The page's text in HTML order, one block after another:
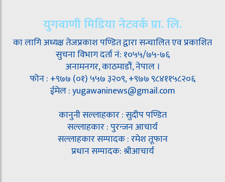
युगवाणी मिडिया नेटवर्क प्रा. लि.
का लागि अध्यक्ष तेजप्रकाश पण्डित द्वारा सन्चालित एव प्रकाशित
सुचना विभाग दर्ता नं: १०५५/७५-७६
अनामनगर, काठमाडौं, नेपाल ।
फोन : +९७७ (०१) ५५७ ३२०९, +९७७ ९८४११५८२०६
ईमेल : yugawaninews@gmail.com
कानुनी सल्लाहकार : सुदीप पण्डित
सल्लाहकार : पुरन्जन आचार्य
सल्लाहकार सम्पादक : रमेश तूफान
प्रधान सम्पादक: श्रीआचार्य